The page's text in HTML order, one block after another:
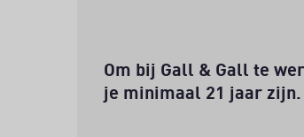
Om bij Gall & Gall te
je minimaal 21 jaar zijn.
Leeftijd